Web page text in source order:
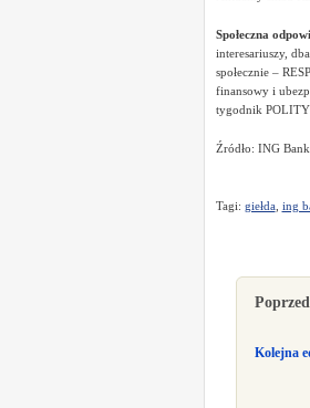
Społeczna
interesariuszy,
społecznie –
finansowy i
tygodnik
Źródło: ING
Tagi: giełda, ing
Kolejna